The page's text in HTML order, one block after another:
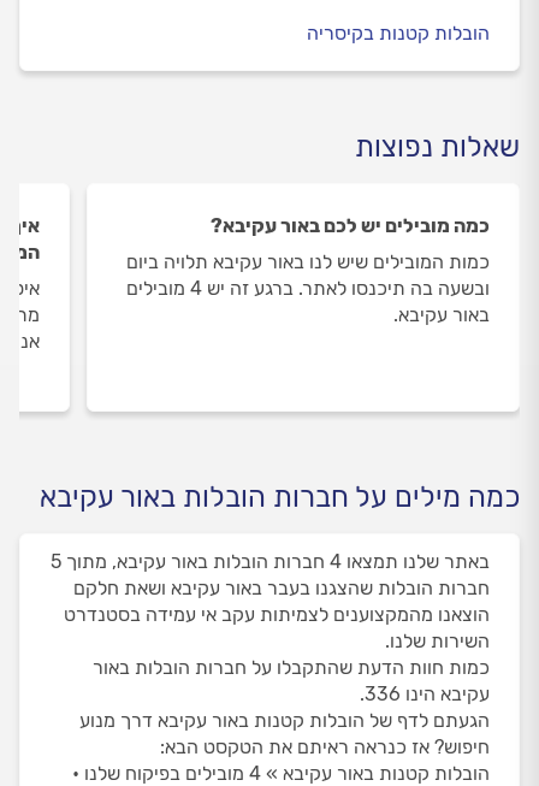
הובלות קטנות בקיסריה
שאלות נפוצות
כמה מובילים יש לכם באור עקיבא?
כמות המובילים שיש לנו באור עקיבא תלויה ביום
ובשעה בה תיכנסו לאתר. ברגע זה יש 4 מובילים
באור עקיבא.
איך
אנו
כמה מילים על חברות הובלות באור עקיבא
באתר שלנו תמצאו 4 חברות הובלות באור עקיבא, מתוך 5
חברות הובלות שהצגנו בעבר באור עקיבא ושאת חלקם
הוצאנו מהמקצוענים לצמיתות עקב אי עמידה בסטנדרט
השירות שלנו.
כמות חוות הדעת שהתקבלו על חברות הובלות באור
עקיבא הינו 336.
הגעתם לדף של הובלות קטנות באור עקיבא דרך מנוע
חיפוש? אז כנראה ראיתם את הטקסט הבא:
הובלות קטנות באור עקיבא » 4 מובילים בפיקוח שלנו •